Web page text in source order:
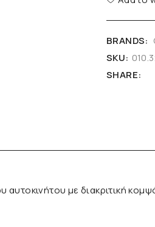
BRANDS:
SKU:
SHARE:
με διακριτική